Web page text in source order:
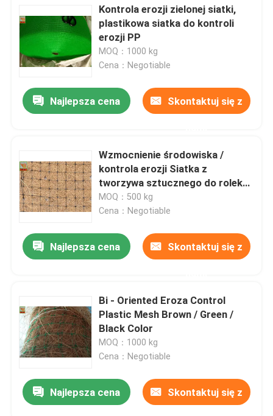
O nas
Łączność
Produkty
Kontrola erozji zielonej siatki,
plastikowa siatka do kontroli
erozji PP
MOQ：1000 kg
Cena：Negotiable
Najlepsza cena Skontaktuj się z
Wzmocnienie środowiska /
kontrola erozji Siatka z
tworzywa sztucznego do rolek
krosowych
MOQ：500 kg
Cena：Negotiable
Najlepsza cena Skontaktuj się z
Bi - Oriented Eroza Control
Plastic Mesh Brown / Green /
Black Color
MOQ：1000 kg
Cena：Negotiable
Najlepsza cena Skontaktuj się z